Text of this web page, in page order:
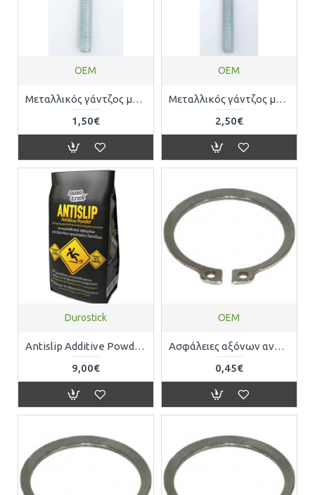
OEM
Μεταλλικός γάντζος με σπείρωμα Μ14 OEM 141414
1,50€
OEM
Μεταλλικός γάντζος με σπείρωμα Μ16 OEM 161616
2,50€
Durostick
Antislip Additive Powder ΑΝΤΙΟΛΙΣΘΗΤΙΚΑ ΣΦΑΙΡΙΔΙΑ ΓΙΑ ΟΛΩΝ ΤΩΝ ΕΙΔΩΝ ΤΑ ΒΕΡΝΙΚΙΑ ΠΕΤΡΑΣ - ΞΥΛΟΥ DUROSTICK 150gr ΑΝΣΛΑΠ150
9,00€
OEM
Aσφάλειες αξόνων ανοξείδωτες (inox) DIN471 Φ10 0471710471
0,45€